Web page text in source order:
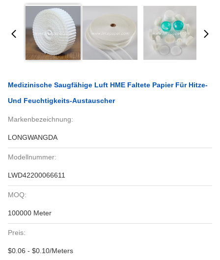
Medizinische Saugfähige Luft HME Faltete Papier Für Hitze-
Und Feuchtigkeits-Austauscher
Markenbezeichnung:
LONGWANGDA
Modellnummer:
LWD42200066611
MOQ:
100000 Meter
Preis:
$0.06 - $0.10/Meters